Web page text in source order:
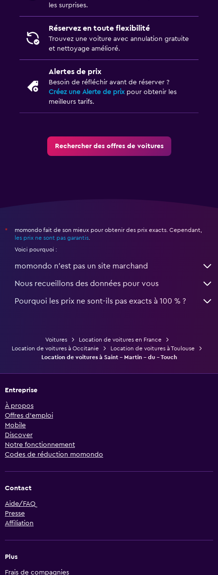
les surprises.
Réservez en toute flexibilité
Trouvez une voiture avec annulation gratuite
et nettoyage amélioré.
Alertes de prix
Besoin de réfléchir avant de réserver ?
Créez une Alerte de prixpour obtenir les
meilleurs tarifs.
Rechercher des offres de voitures
*
momondo fait de son mieux pour obtenir des prix exacts. Cependant,
les prix ne sont pas garantis.
Voici pourquoi :
momondo n'est pas un site marchand
Nous recueillons des données pour vous
Pourquoi les prix ne sont-ils pas exacts à 100 % ?
Voitures
Location de voitures en France
Location de voitures à Occitanie
Location de voitures à Toulouse
Location de voitures à Saint - Martin - du - Touch
Entreprise
À propos
Offres d’emploi
Mobile
Discover
Notre fonctionnement
Codes de réduction momondo
Contact
Aide/FAQ
Presse
Affiliation
Plus
Frais de compagnies